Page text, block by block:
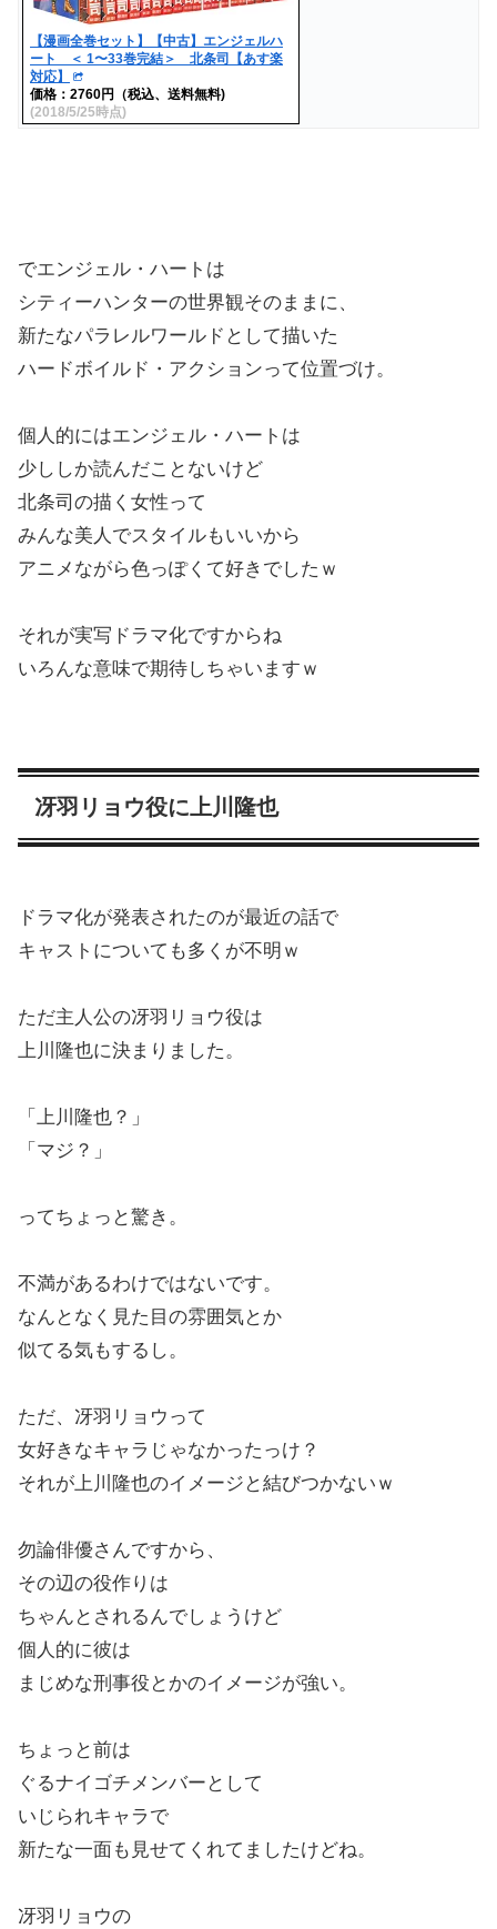
【漫画全巻セット】【中古】エンジェルハ
ート ＜ 1〜33巻完結＞ 北条司【あす楽
対応】
価格：2760円（税込、送料無料)
(2018/5/25時点)
でエンジェル・ハートは
シティーハンターの世界観そのままに、
新たなパラレルワールドとして描いた
ハードボイルド・アクションって位置づけ。
個人的にはエンジェル・ハートは
少ししか読んだことないけど
北条司の描く女性って
みんな美人でスタイルもいいから
アニメながら色っぽくて好きでしたｗ
それが実写ドラマ化ですからね
いろんな意味で期待しちゃいますｗ
冴羽リョウ役に上川隆也
ドラマ化が発表されたのが最近の話で
キャストについても多くが不明ｗ
ただ主人公の冴羽リョウ役は
上川隆也に決まりました。
「上川隆也？」
「マジ？」
ってちょっと驚き。
不満があるわけではないです。
なんとなく見た目の雰囲気とか
似てる気もするし。
ただ、冴羽リョウって
女好きなキャラじゃなかったっけ？
それが上川隆也のイメージと結びつかないｗ
勿論俳優さんですから、
その辺の役作りは
ちゃんとされるんでしょうけど
個人的に彼は
まじめな刑事役とかのイメージが強い。
ちょっと前は
ぐるナイゴチメンバーとして
いじられキャラで
新たな一面も見せてくれてましたけどね。
冴羽リョウの